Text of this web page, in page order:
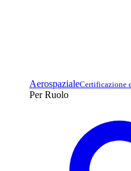
AerospazialeCertificazione
Per Ruolo